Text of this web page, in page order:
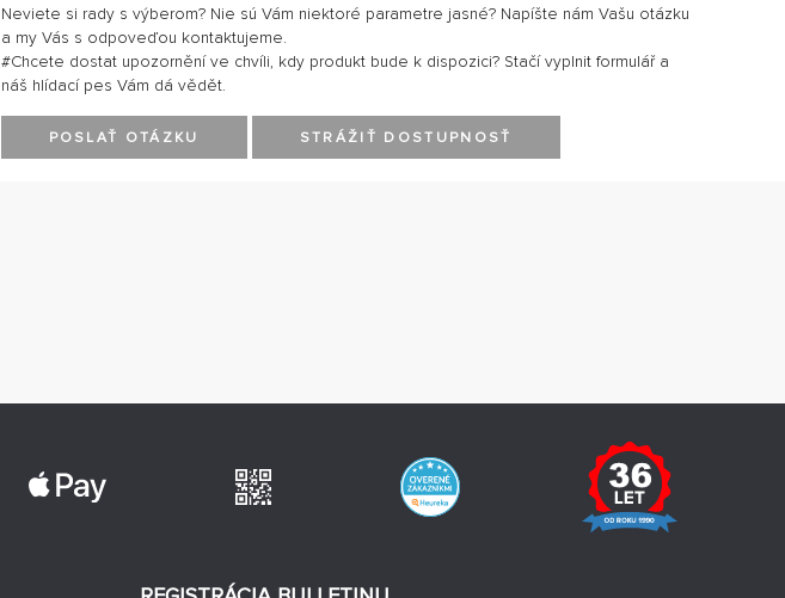
Neviete si rady s výberom? Nie sú Vám niektoré parametre jasné? Napíšte nám Vašu otázku
a my Vás s odpoveďou kontaktujeme.
#Chcete dostat upozornění ve chvíli, kdy produkt bude k dispozici? Stačí vyplnit formulář a
náš hlídací pes Vám dá vědět.
POSLAŤ OTÁZKU STRÁŽIŤ DOSTUPNOSŤ